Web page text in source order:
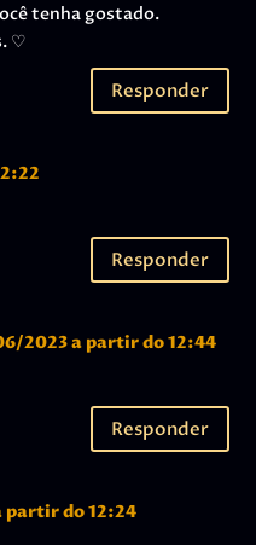
tenha gostado.
♡
Responder
Responder
2023 a partir do 12:44
Responder
partir do 12:24